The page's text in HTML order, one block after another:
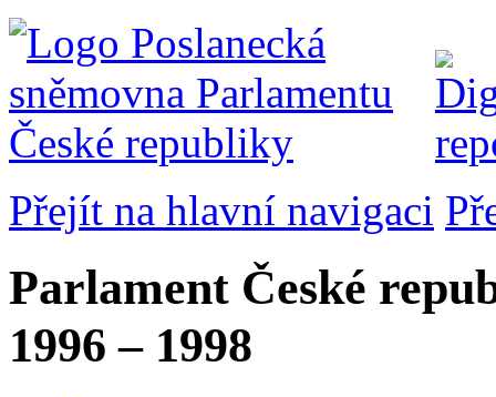
Přejít na hlavní navigaci
Parlament České
1996 – 1998